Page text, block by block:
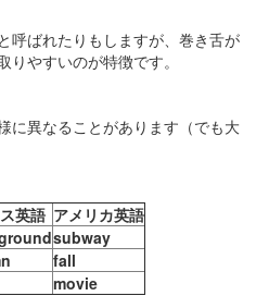
呼ばれたりもしますが、巻き舌が
やすいのが特徴です。
に異なることがあります（でも大
英語 アメリカ英語
subway
fall
movie